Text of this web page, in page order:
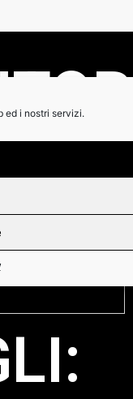
ed i nostri servizi.